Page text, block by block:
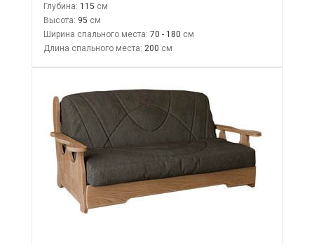
Глубина: 115
Высота: 95
Ширина спального места: 70 - 180
Длина спального места: 200